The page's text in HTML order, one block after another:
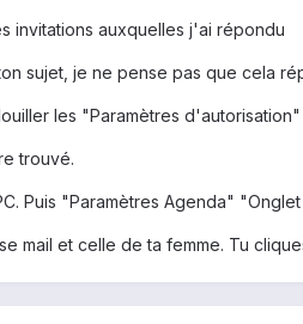
invitations auxquelles j'ai répondu
sujet, je ne pense pas que cela
les "Paramètres
trouvé.
Puis "Paramètres Agenda"
mail et celle de ta femme. Tu